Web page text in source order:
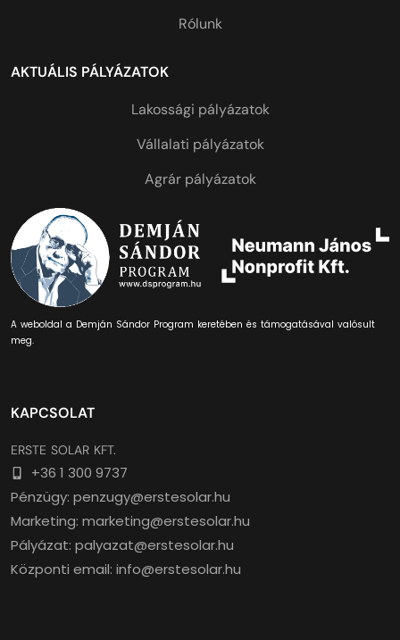
Rólunk
AKTUÁLIS PÁLYÁZATOK
Lakossági pályázatok
Vállalati pályázatok
Agrár pályázatok
A weboldal a Demján Sándor Program keretében és támogatásával valósult
meg.
KAPCSOLAT
ERSTE SOLAR KFT.
+36 1 300 9737
Pénzügy: penzugy@erstesolar.hu
Marketing: marketing@erstesolar.hu
Pályázat: palyazat@erstesolar.hu
Központi email: info@erstesolar.hu